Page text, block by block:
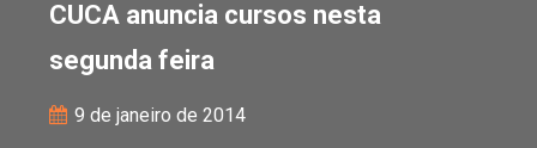
CUCA anuncia cursos nesta
segunda feira
9 de janeiro de 2014